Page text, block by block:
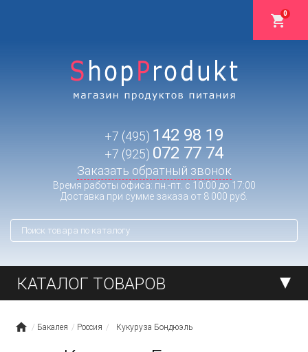
0
+7 (495) 142 98 19
+7 (925) 072 77 74
Заказать обратный звонок
Время работы офиса: пн.-пт. с 10:00 до 17:00
Доставка при сумме заказа от 8 000 руб.
КАТАЛОГ ТОВАРОВ
Бакалея Россия Кукуруза Бондюэль